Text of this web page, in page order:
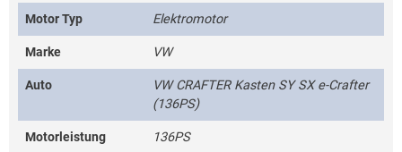
Motor Typ Elektromotor
Marke VW
Auto
VW CRAFTER Kasten SY SX e-Crafter
(136PS)
Motorleistung 136PS